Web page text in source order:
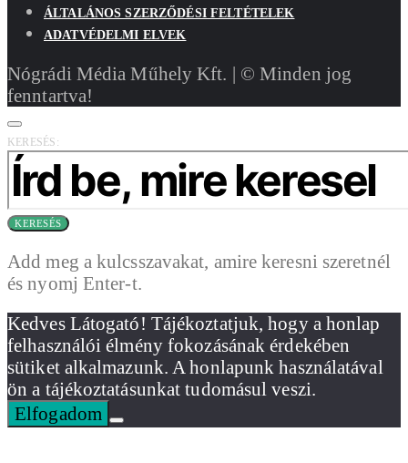
ÁLTALÁNOS SZERZŐDÉSI FELTÉTELEK
ADATVÉDELMI ELVEK
Nógrádi Média Műhely Kft. | © Minden jog
fenntartva!
KERESÉS:
KERESÉS
Add meg a kulcsszavakat, amire keresni szeretnél
és nyomj Enter-t.
Kedves Látogató! Tájékoztatjuk, hogy a honlap
felhasználói élmény fokozásának érdekében
sütiket alkalmazunk. A honlapunk használatával
ön a tájékoztatásunkat tudomásul veszi.
Elfogadom